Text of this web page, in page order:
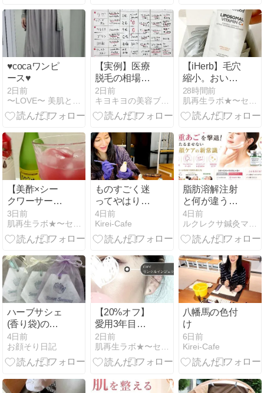
♥cocaワンピ
ース♥
2日前
【実例】医療
脱毛の相場は
いくら？全
身・VIO・髭
を部位別に徹
【2026年最
新】
2日前
キヨキヨの美容ブログ
【iHerb】毛穴
縮小。おいし
い液体ビタミ
ンC！？効果
を狙うならコ
28時間前
【美酢×シー
クワーサー】
最高のノンア
ルカクテル、
お家で格安で
3日前
ものすごく迷
ってやはり、
翌日鳩笛の絵
付けも体験
4日前
Kirei-Cafe
脂肪溶解注射
と何が違う？
二重あごを撃
退、肌をたる
ませない小顔
4日前
ハーブサシェ
(香り袋)のお
土産ごさいま
す♪
4日前
お顔そり日記
【20%オフ】
愛用3年目で
50歳“刺す針美
容液”ダーマペ
ン型リンクル
2日前
八幡馬の色付
け
6日前
Kirei-Cafe